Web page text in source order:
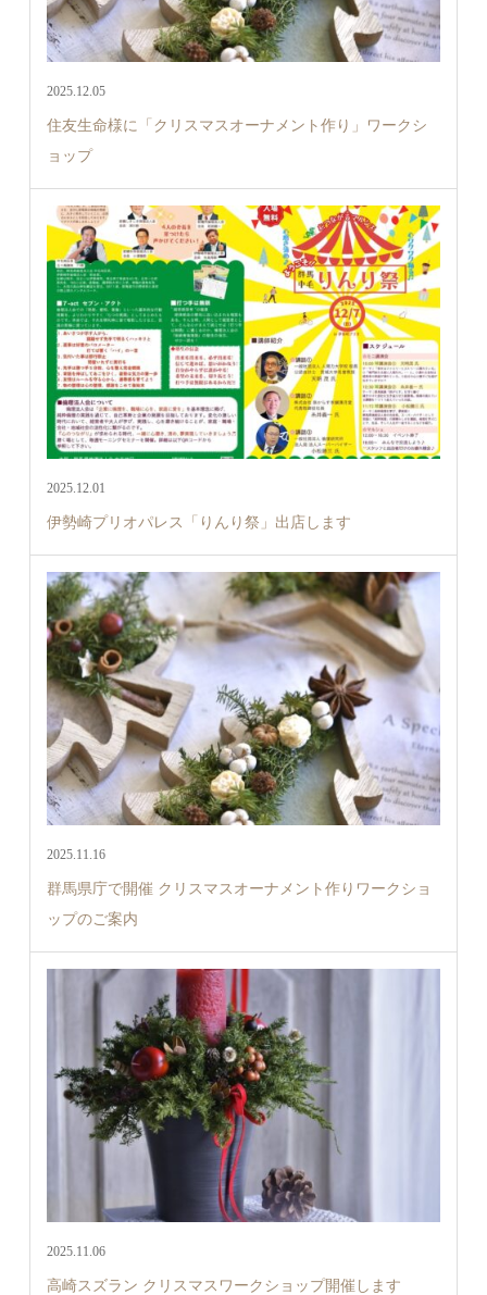
2025.12.05
住友生命様に「クリスマスオーナメント作り」ワークシ
ョップ
2025.12.01
伊勢崎プリオパレス「りんり祭」出店します
2025.11.16
群馬県庁で開催 クリスマスオーナメント作りワークショ
ップのご案内
2025.11.06
高崎スズラン クリスマスワークショップ開催します